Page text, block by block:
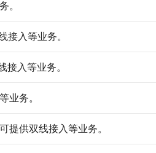
。
接入等业务。
接入等业务。
业务。
提供双线接入等业务。